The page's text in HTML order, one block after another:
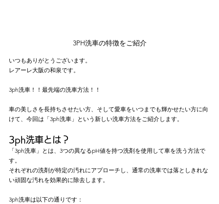
3PH洗車の特徴をご紹介
いつもありがとうございます。
レアーレ大阪の和泉です。
3ph洗車！！最先端の洗車方法！！
車の美しさを長持ちさせたい方、そして愛車をいつまでも輝かせたい方に向
けて、今回は「3ph洗車」という新しい洗車方法をご紹介します。
3ph洗車とは？
「3ph洗車」とは、3つの異なるpH値を持つ洗剤を使用して車を洗う方法で
す。
それぞれの洗剤が特定の汚れにアプローチし、通常の洗車では落としきれな
い頑固な汚れを効果的に除去します。
3ph洗車は以下の通りです：